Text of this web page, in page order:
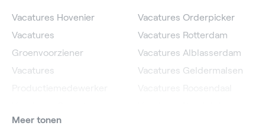
Vacatures Hovenier
Vacatures
Groenvoorziener
Vacatures
Vacatures
Vacatures Orderpicker
Vacatures Rotterdam
Vacatures Alblasserdam
Vacatures Geldermalsen
Meer tonen